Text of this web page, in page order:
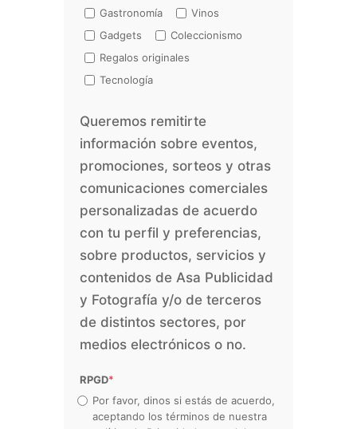
Gastronomía
Vinos
Gadgets
Coleccionismo
Regalos originales
Tecnología
Queremos remitirte
información sobre eventos,
promociones, sorteos y otras
comunicaciones comerciales
personalizadas de acuerdo
con tu perfil y preferencias,
sobre productos, servicios y
contenidos de Asa Publicidad
y Fotografía y/o de terceros
de distintos sectores, por
medios electrónicos o no.
RPGD*
Por favor, dinos si estás de acuerdo,
aceptando los términos de nuestra